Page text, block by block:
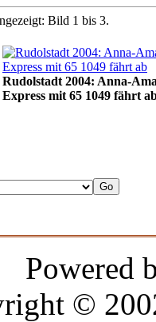
Bild 1 bis 3.
Rudolstadt 2004: Anna-
Express mit 65 1049 fährt
Powered
©